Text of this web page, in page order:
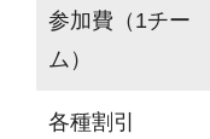
参加費（1チー
ム）
各種割引